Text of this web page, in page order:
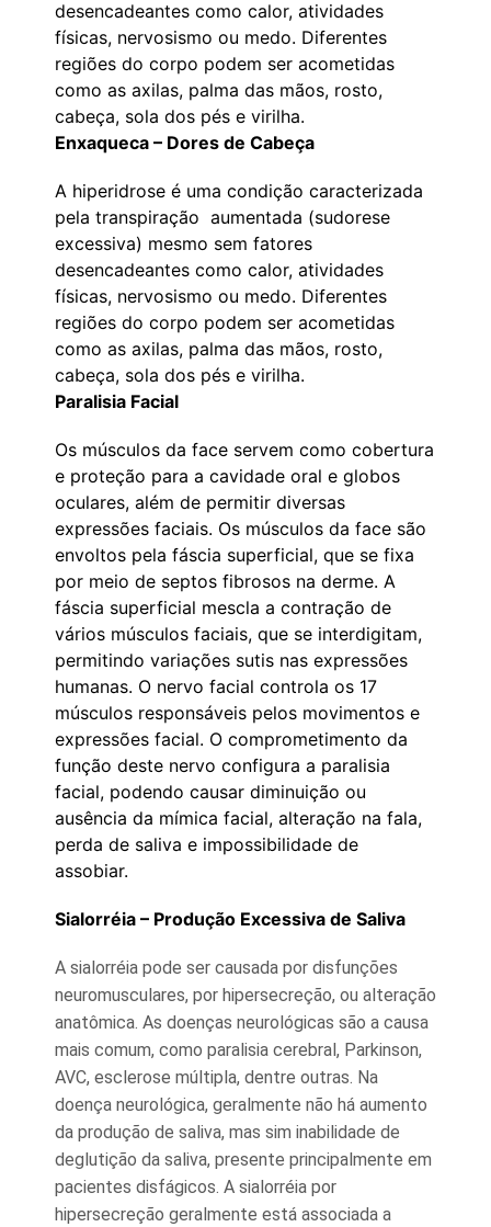
desencadeantes como calor, atividades
físicas, nervosismo ou medo. Diferentes
regiões do corpo podem ser acometidas
como as axilas, palma das mãos, rosto,
cabeça, sola dos pés e virilha.
Enxaqueca – Dores de Cabeça
A hiperidrose é uma condição caracterizada
pela transpiração aumentada (sudorese
excessiva) mesmo sem fatores
desencadeantes como calor, atividades
físicas, nervosismo ou medo. Diferentes
regiões do corpo podem ser acometidas
como as axilas, palma das mãos, rosto,
cabeça, sola dos pés e virilha.
Paralisia Facial
Os músculos da face servem como cobertura
e proteção para a cavidade oral e globos
oculares, além de permitir diversas
expressões faciais. Os músculos da face são
envoltos pela fáscia superficial, que se fixa
por meio de septos fibrosos na derme. A
fáscia superficial mescla a contração de
vários músculos faciais, que se interdigitam,
permitindo variações sutis nas expressões
humanas. O nervo facial controla os 17
músculos responsáveis pelos movimentos e
expressões facial. O comprometimento da
função deste nervo configura a paralisia
facial, podendo causar diminuição ou
ausência da mímica facial, alteração na fala,
perda de saliva e impossibilidade de
assobiar.
Sialorréia – Produção Excessiva de Saliva
A sialorréia pode ser causada por disfunções
neuromusculares, por hipersecreção, ou alteração
anatômica. As doenças neurológicas são a causa
mais comum, como paralisia cerebral, Parkinson,
AVC, esclerose múltipla, dentre outras. Na
doença neurológica, geralmente não há aumento
da produção de saliva, mas sim inabilidade de
deglutição da saliva, presente principalmente em
pacientes disfágicos. A sialorréia por
hipersecreção geralmente está associada a